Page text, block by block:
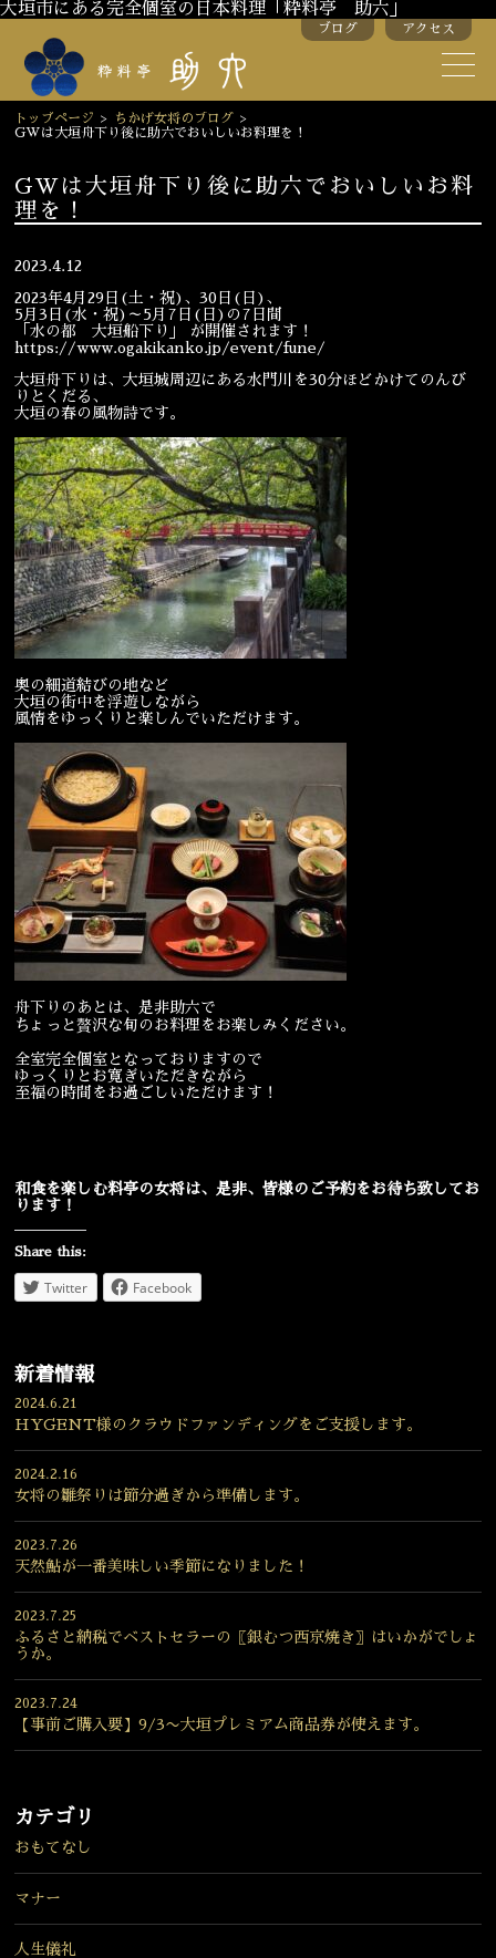
大垣市にある完全個室の日本料理「粋料亭 助六」
ブログ アクセス
トップページ > ちかげ女将のブログ >
GWは大垣舟下り後に助六でおいしいお料理を！
GWは大垣舟下り後に助六でおいしいお料
理を！
2023.4.12
2023年4月29日(土・祝)、30日(日)、
5月3日(水・祝)～5月7日(日)の7日間
「水の都 大垣船下り」 が開催されます！
https://www.ogakikanko.jp/event/fune/
大垣舟下りは、大垣城周辺にある水門川を30分ほどかけてのんび
りとくだる、
大垣の春の風物詩です。
奥の細道結びの地など
大垣の街中を浮遊しながら
風情をゆっくりと楽しんでいただけます。
舟下りのあとは、是非助六で
ちょっと贅沢な旬のお料理をお楽しみください。
全室完全個室となっておりますので
ゆっくりとお寛ぎいただきながら
至福の時間をお過ごしいただけます！
和食を楽しむ料亭の女将は、是非、皆様のご予約をお待ち致してお
ります！
Share this:
Twitter Facebook
新着情報
2024.6.21
HYGENT様のクラウドファンディングをご支援します。
2024.2.16
女将の雛祭りは節分過ぎから準備します。
2023.7.26
天然鮎が一番美味しい季節になりました！
2023.7.25
ふるさと納税でベストセラーの〖銀むつ西京焼き〗はいかがでしょ
うか。
2023.7.24
【事前ご購入要】9/3〜大垣プレミアム商品券が使えます。
カテゴリ
おもてなし
マナー
人生儀礼
スタッフ紹介
季節のお料理 お弁当
お飲み物
お部屋のご紹介 会議・舞台のご利用
結婚式・披露宴
ご接待 法要
慶事 お顔合わせ
宴会 ウェディング